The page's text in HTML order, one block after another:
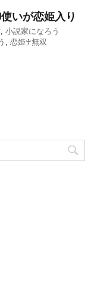
いが恋姫入り
小説家になろう
恋姫♰無双